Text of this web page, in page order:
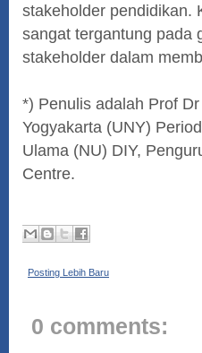
stakeholder pendidikan.
sangat tergantung pada
stakeholder dalam
*) Penulis adalah Prof
Yogyakarta (UNY)
Ulama (NU) DIY,
Centre.
Posting Lebih Baru
0 comments: